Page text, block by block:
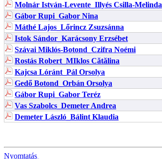
Molnár István-Levente_Illyés Csilla-Melinda
Gábor Rupi_Gabor Nina
Máthé Lajos_Lőrincz Zsuzsánna
Istok Sándor_Karácsony Erzsébet
Szávai Miklós-Botond_Czifra Noémi
Rostás Robert_MIklos Cătălina
Kajcsa Lóránt_Pál Orsolya
Gedő Botond_Orbán Orsolya
Gábor Rupi_Gabor Teréz
Vas Szabolcs_Demeter Andrea
Demeter László_Bálint Klaudia
Nyomtatás